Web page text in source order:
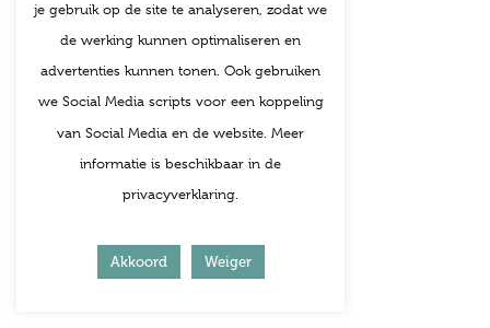
je gebruik op de site te analyseren, zodat we
de werking kunnen optimaliseren en
advertenties kunnen tonen. Ook gebruiken
we Social Media scripts voor een koppeling
van Social Media en de website. Meer
informatie is beschikbaar in de
privacyverklaring.
Akkoord Weiger